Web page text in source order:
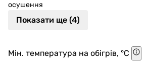
осушення
Показати ще (4)
Мін. температура на обігрів, °C